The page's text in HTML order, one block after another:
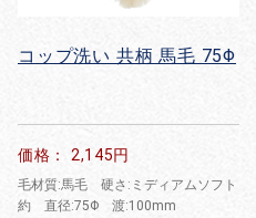
コップ洗い 共柄 馬毛 75Φ
価格： 2,145円
毛材質:馬毛 硬さ:ミディアムソフト
約 直径:75Φ 渡:100mm